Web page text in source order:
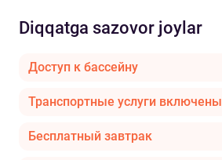
Diqqatga sazovor joylar
Доступ к бассейну
Транспортные услуги включены
Бесплатный завтрак